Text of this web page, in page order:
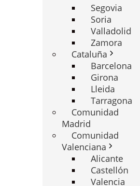
Segovia
Soria
Valladolid
Zamora
Cataluña
Barcelona
Girona
Lleida
Tarragona
Comunidad
Madrid
Comunidad
Valenciana
Alicante
Castellón
Valencia